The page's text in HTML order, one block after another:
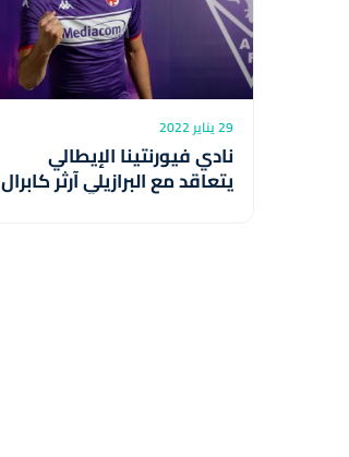
29 يناير 2022
نادي فيورنتينا الإيطالي
يتعاقد مع البرازيلي آرثر كابرال